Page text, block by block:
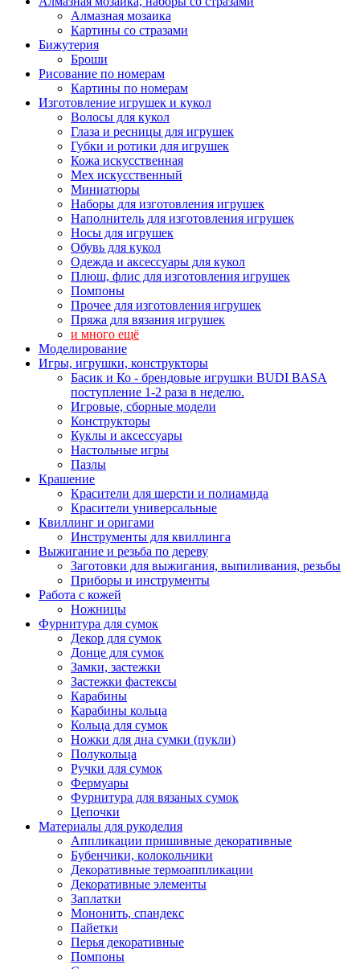
Алмазная мозаика
Картины co стразами
Бижутерия
Броши
Рисование по номерам
Картины по номерам
Изготовление игрушек и кукол
Волосы для кукол
Глаза и ресницы для игрушек
Губки и ротики для игрушек
Кожа искусственная
Мех искусственный
Миниатюры
Наборы для изготовления игрушек
Наполнитель для изготовления игрушек
Носы для игрушек
Обувь для кукол
Одежда и аксессуары для кукол
Плюш, флис для изготовления игрушек
Помпоны
Прочее для изготовления игрушек
Пряжа для вязания игрушек
и много ещё
Моделирование
Игры, игрушки, конструкторы
Басик и Ко - брендовые игрушки BUDI BASA
поступление 1-2 раза в неделю.
Игровые, сборные модели
Конструкторы
Куклы и аксессуары
Настольные игры
Пазлы
Крашение
Красители для шерсти и полиамида
Красители универсальные
Квиллинг и оригами
Инструменты для квиллинга
Выжигание и резьба по дереву
Заготовки для выжигания, выпиливания, резьбы
Приборы и инструменты
Работа с кожей
Ножницы
Фурнитура для сумок
Декор для сумок
Донце для сумок
Замки, застежки
Застежки фастексы
Карабины
Карабины кольца
Кольца для сумок
Ножки для дна сумки (пукли)
Полукольца
Ручки для сумок
Фермуары
Фурнитура для вязаных сумок
Цепочки
Материалы для рукоделия
Аппликации пришивные декоративные
Бубенчики, колокольчики
Декоративные термоаппликации
Декоративные элементы
Заплатки
Мононить, спандекс
Пайетки
Перья декоративные
Помпоны